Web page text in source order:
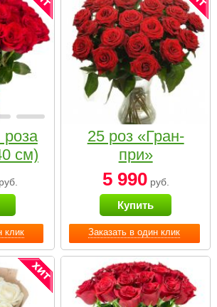
клик
роза
см)
руб.
Заказать в один клик
25 роз «Гран-
при»
5 990руб.
Купить